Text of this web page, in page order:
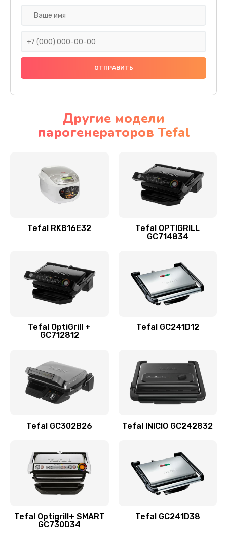
Другие модели
парогенераторов Tefal
Tefal RK816E32
Tefal OPTIGRILL
GC714834
Tefal OptiGrill +
GC712812
Tefal GC241D12
Tefal GC302B26 Tefal INICIO GC242832
Tefal Optigrill+ SMART
GC730D34
Tefal GC241D38